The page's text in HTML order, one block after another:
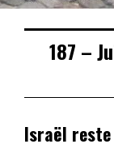
187 –
Israël reste